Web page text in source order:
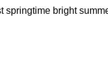
bright